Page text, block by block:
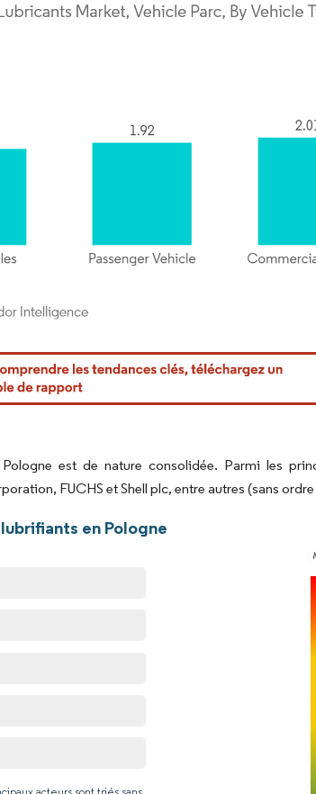
nécessite une attribution sous CC BY 4.0.
est de nature consolidée. Parmi les
FUCHS et Shell plc, entre autres (sans
en Pologne